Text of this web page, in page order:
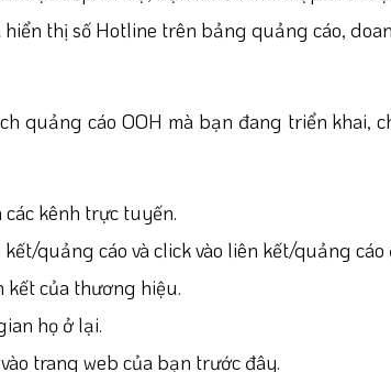
thị số Hotline trên bảng quảng cáo,
quảng cáo OOH mà bạn đang triển khai,
kênh trực tuyến.
quảng cáo và click vào liên kết/quảng cáo
của thương hiệu.
họ ở lại.
trang web của bạn trước đây.